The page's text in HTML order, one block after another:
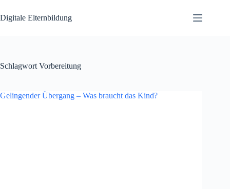
Inhalt
springen
Digitale Elternbildung
Schlagwort Vorbereitung
Gelingender Übergang – Was braucht das Kind?